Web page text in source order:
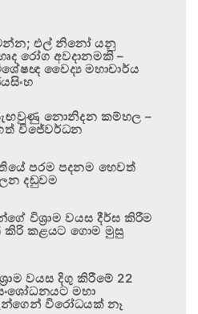
වන්න; එල් නිනෝ යනු
රෝග අවදානමකි –
වෛද්‍ය මහාචාර්ය
නොනිදන කම්හල –
විජේවර්ධන
පරම පදනම හෙවත්
දඬුවම
විශ්‍රාම වයස දීර්ඝ කිරීම
කිරි කළයට ගොම මුසු
වයස දිගු කිරීමේ 22
මහා
විරෝධයක් නෑ